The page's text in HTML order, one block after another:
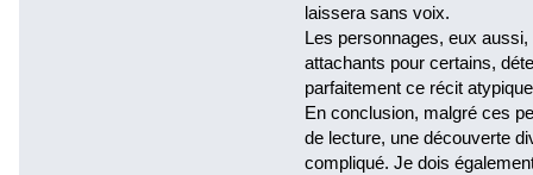
laissera sans voix.
Les personnages, eux
attachants pour certains,
parfaitement ce récit
En conclusion, malgré ces
de lecture, une découverte
compliqué. Je dois